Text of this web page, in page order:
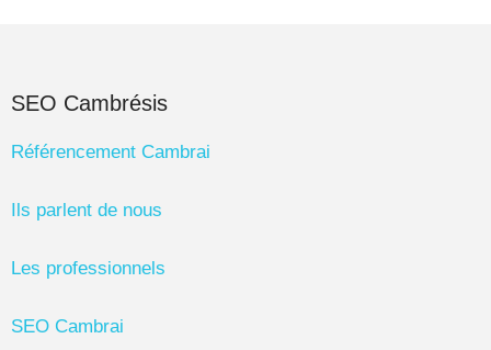
SEO Cambrésis
Référencement Cambrai
Ils parlent de nous
Les professionnels
SEO Cambrai